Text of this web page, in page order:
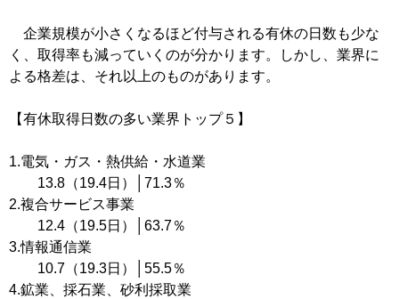
企業規模が小さくなるほど付与される有休の日数も少な
く、取得率も減っていくのが分かります。しかし、業界に
よる格差は、それ以上のものがあります。
【有休取得日数の多い業界トップ５】
1.電気・ガス・熱供給・水道業
13.8（19.4日）│71.3％
2.複合サービス事業
12.4（19.5日）│63.7％
3.情報通信業
10.7（19.3日）│55.5％
4.鉱業、採石業、砂利採取業